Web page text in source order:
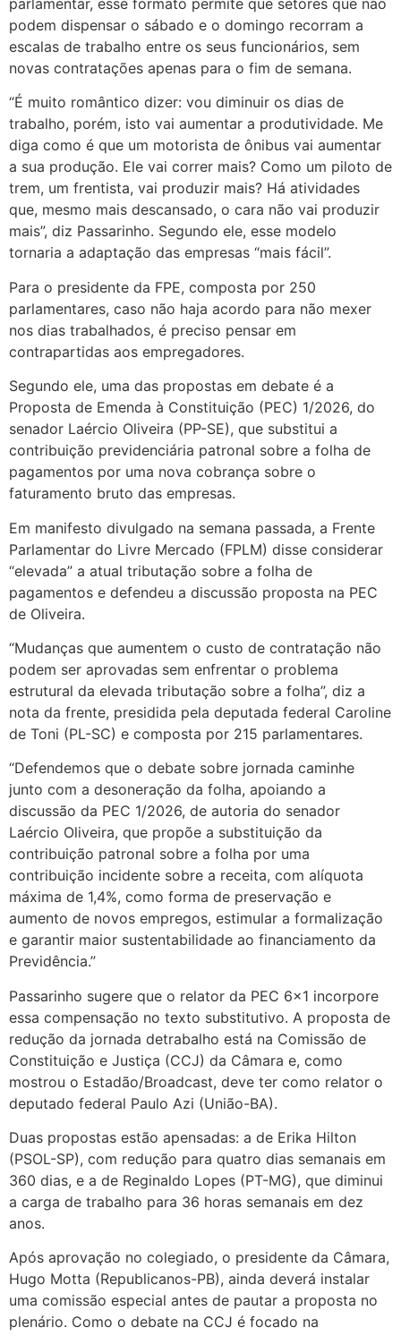
podem dispensar o sábado e o domingo recorram a
escalas de trabalho entre os seus funcionários, sem
novas contratações apenas para o fim de semana.
“É muito romântico dizer: vou diminuir os dias de
trabalho, porém, isto vai aumentar a produtividade. Me
diga como é que um motorista de ônibus vai aumentar
a sua produção. Ele vai correr mais? Como um piloto de
trem, um frentista, vai produzir mais? Há atividades
que, mesmo mais descansado, o cara não vai produzir
mais”, diz Passarinho. Segundo ele, esse modelo
tornaria a adaptação das empresas “mais fácil”.
Para o presidente da FPE, composta por 250
parlamentares, caso não haja acordo para não mexer
nos dias trabalhados, é preciso pensar em
contrapartidas aos empregadores.
Segundo ele, uma das propostas em debate é a
Proposta de Emenda à Constituição (PEC) 1/2026, do
senador Laércio Oliveira (PP-SE), que substitui a
contribuição previdenciária patronal sobre a folha de
pagamentos por uma nova cobrança sobre o
faturamento bruto das empresas.
Em manifesto divulgado na semana passada, a Frente
Parlamentar do Livre Mercado (FPLM) disse considerar
“elevada” a atual tributação sobre a folha de
pagamentos e defendeu a discussão proposta na PEC
de Oliveira.
“Mudanças que aumentem o custo de contratação não
podem ser aprovadas sem enfrentar o problema
estrutural da elevada tributação sobre a folha”, diz a
nota da frente, presidida pela deputada federal Caroline
de Toni (PL-SC) e composta por 215 parlamentares.
“Defendemos que o debate sobre jornada caminhe
junto com a desoneração da folha, apoiando a
discussão da PEC 1/2026, de autoria do senador
Laércio Oliveira, que propõe a substituição da
contribuição patronal sobre a folha por uma
contribuição incidente sobre a receita, com alíquota
máxima de 1,4%, como forma de preservação e
aumento de novos empregos, estimular a formalização
e garantir maior sustentabilidade ao financiamento da
Previdência.”
Passarinho sugere que o relator da PEC 6×1 incorpore
essa compensação no texto substitutivo. A proposta de
redução da jornada detrabalho está na Comissão de
Constituição e Justiça (CCJ) da Câmara e, como
mostrou o Estadão/Broadcast, deve ter como relator o
deputado federal Paulo Azi (União-BA).
Duas propostas estão apensadas: a de Erika Hilton
(PSOL-SP), com redução para quatro dias semanais em
360 dias, e a de Reginaldo Lopes (PT-MG), que diminui
a carga de trabalho para 36 horas semanais em dez
anos.
Após aprovação no colegiado, o presidente da Câmara,
Hugo Motta (Republicanos-PB), ainda deverá instalar
uma comissão especial antes de pautar a proposta no
plenário. Como o debate na CCJ é focado na